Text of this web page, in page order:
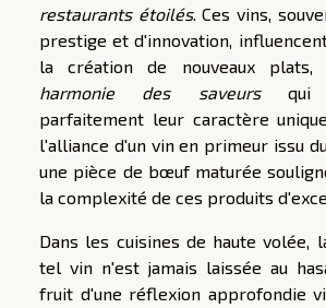
restaurants étoilés. Ces vins,
prestige et d'innovation,
la création de nouveaux plats,
harmonie des saveursqui
parfaitement leur caractère
l'alliance d'un vin en primeur issu
une pièce de bœuf maturée
la complexité de ces produits
Dans les cuisines de haute volée,
tel vin n'est jamais laissée au
fruit d'une réflexion approfondie